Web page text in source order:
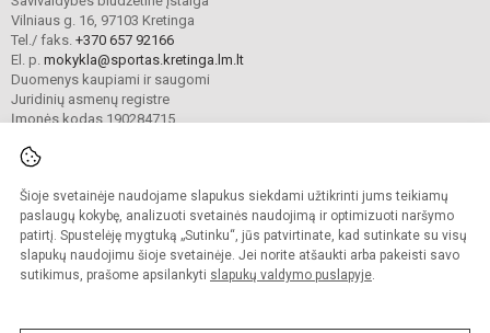
Šioje svetainėje naudojame slapukus siekdami užtikrinti jums teikiamų
paslaugų kokybę, analizuoti svetainės naudojimą ir optimizuoti naršymo
patirtį. Spustelėję mygtuką „Sutinku“, jūs patvirtinate, kad sutinkate su visų
slapukų naudojimu šioje svetainėje. Jei norite atšaukti arba pakeisti savo
sutikimus, prašome apsilankyti slapukų valdymo puslapyje.
Vilniaus g. 16, 97103 Kretinga
Tel./ faks. +370 657 92166
El. p. mokykla@sportas.kretinga.lm.lt
Duomenys kaupiami ir saugomi
Juridinių asmenų registre
Įmonės kodas 190284715
© 2021. Kretingos sporto mokykla. Visos teisės saugomos.
Kopijuoti turinį be raštiško gimnazijos sutikimo griežtai draudžiama.
Prieinamumo paraiška Slapukų valdymas
Sumanus būdas atnaujinti